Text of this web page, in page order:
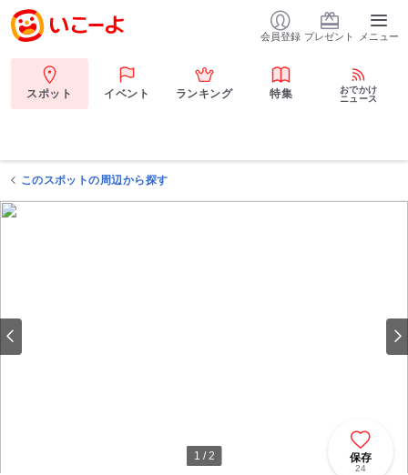
会員登録 プレゼント メニュー
スポット イベント ランキング 特集
おでかけ
ニュース
このスポットの周辺から探す
1 / 2 保存
24